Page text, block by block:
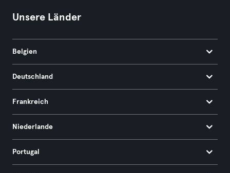
Unsere Länder
Belgien
Deutschland
Frankreich
Niederlande
Portugal